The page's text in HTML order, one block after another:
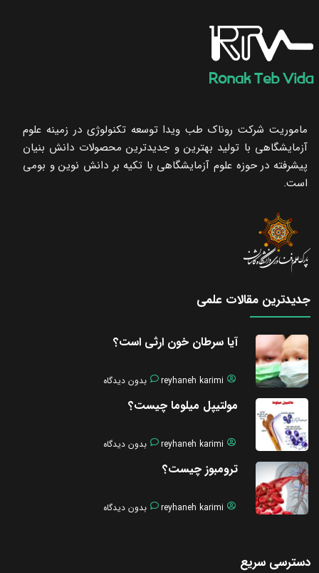
ماموریت شرکت روناک طب ویدا توسعه تکنولوژی در زمینه علوم
آزمایشگاهی با تولید بهترین و جدیدترین محصولات دانش بنیان
پیشرفته در حوزه علوم آزمایشگاهی با تکیه ‌بر دانش نوین و بومی
است.
جدیدترین مقالات علمی
آیا سرطان خون ارثی است؟
reyhaneh karimi بدون دیدگاه
مولتیپل میلوما چیست؟
reyhaneh karimi بدون دیدگاه
ترومبوز چیست؟
reyhaneh karimi بدون دیدگاه
دسترسی سریع